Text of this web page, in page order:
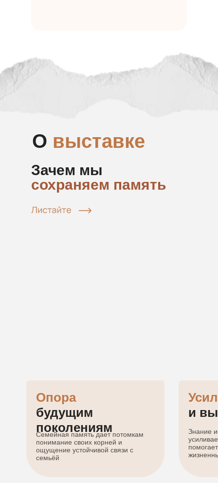
Зачем мы
сохраняем память
О выставке
Семейная память дает потомкам
понимание своих корней и
ощущение устойчивой связи с
семьёй
Опора
будущим
поколениям
Знание
и